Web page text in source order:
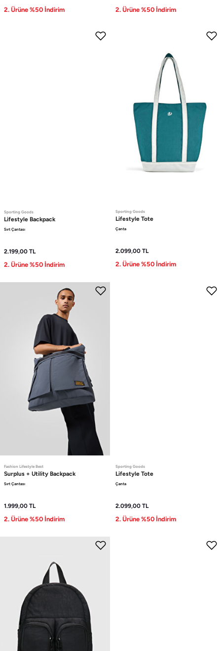
2. Ürüne %50 İndirim 2. Ürüne %50 İndirim
Sporting Goods
Lifestyle Backpack
Sırt Çantası
2.199,00 TL
2. Ürüne %50 İndirim
Sporting Goods
Lifestyle Tote
Çanta
2.099,00 TL
2. Ürüne %50 İndirim
Fashion Lifestyle Best
Surplus + Utility Backpack
Sırt Çantası
1.999,00 TL
2. Ürüne %50 İndirim
Sporting Goods
Lifestyle Tote
Çanta
2.099,00 TL
2. Ürüne %50 İndirim